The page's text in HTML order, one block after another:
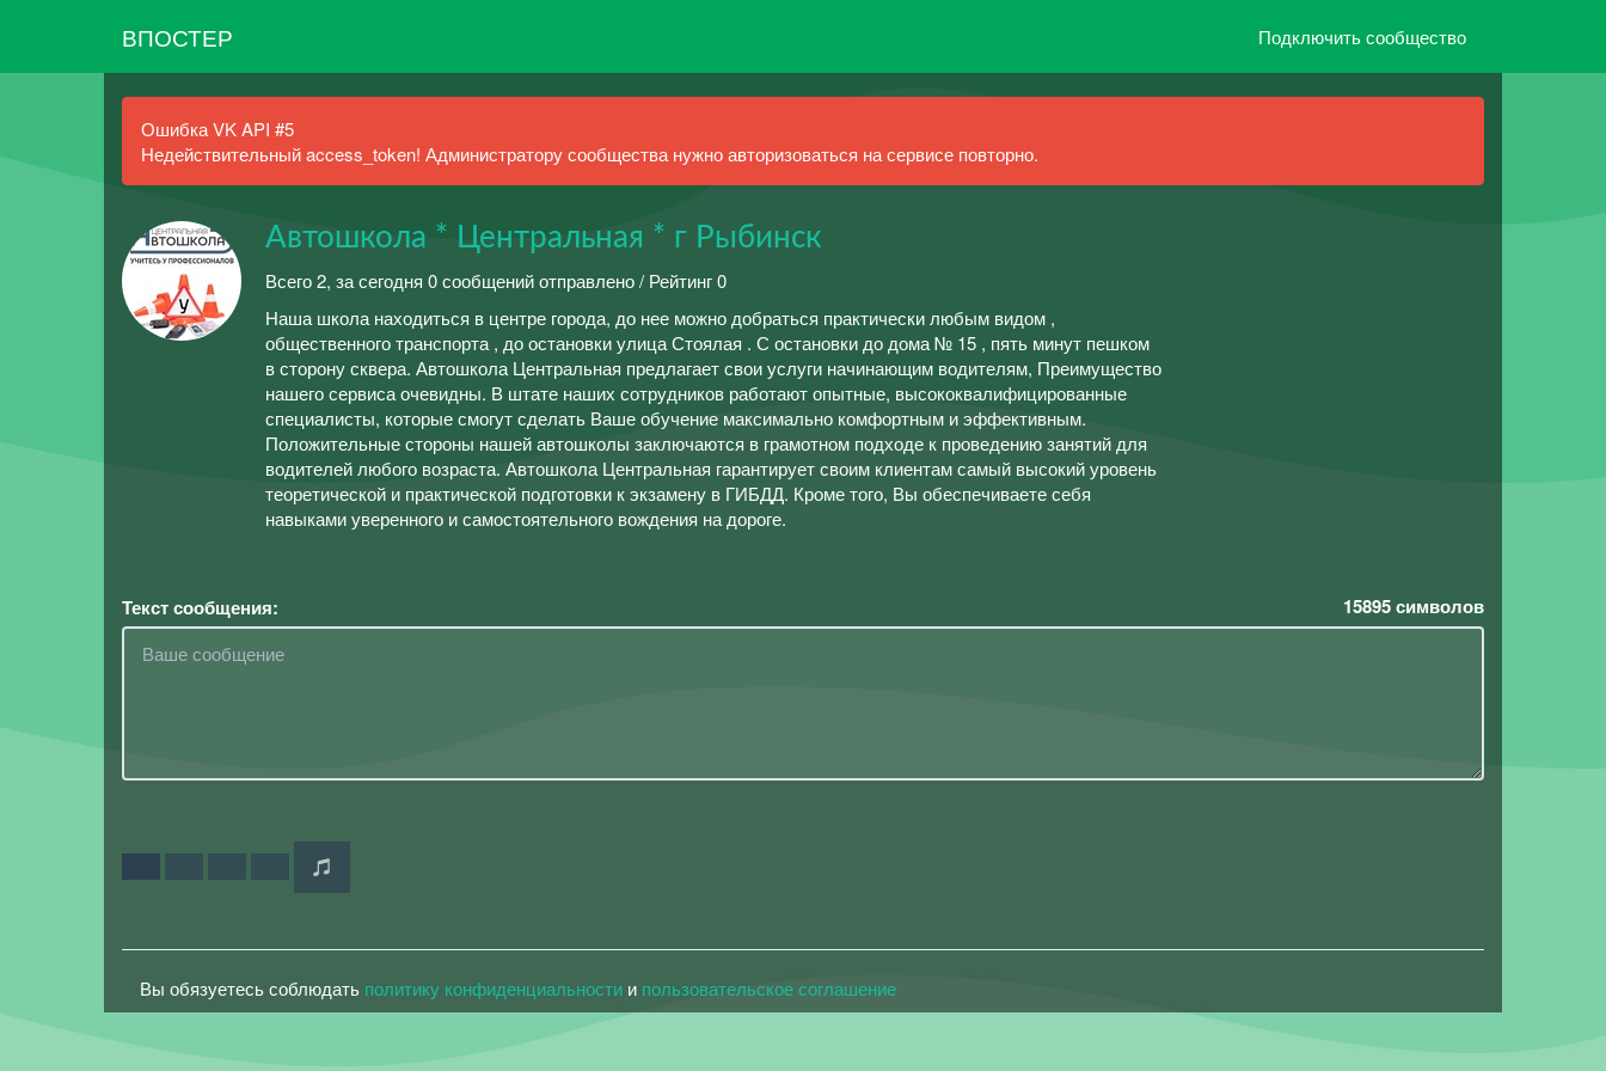
ВПОСТЕР Подключить сообщество
Ошибка VK API #5
Недействительный access_token! Администратору сообщества нужно авторизоваться на сервисе повторно.
Автошкола * Центральная * г Рыбинск
Всего 2, за сегодня 0 сообщений отправлено / Рейтинг 0
Наша школа находиться в центре города, до нее можно добраться практически любым видом ,
общественного транспорта , до остановки улица Стоялая . С остановки до дома № 15 , пять минут пешком
в сторону сквера. Автошкола Центральная предлагает свои услуги начинающим водителям, Преимущество
нашего сервиса очевидны. В штате наших сотрудников работают опытные, высококвалифицированные
специалисты, которые смогут сделать Ваше обучение максимально комфортным и эффективным.
Положительные стороны нашей автошколы заключаются в грамотном подходе к проведению занятий для
водителей любого возраста. Автошкола Центральная гарантирует своим клиентам самый высокий уровень
теоретической и практической подготовки к экзамену в ГИБДД. Кроме того, Вы обеспечиваете себя
навыками уверенного и самостоятельного вождения на дороге.
Текст сообщения: 15895символов
Вы обязуетесь соблюдать политику конфиденциальности и пользовательское соглашение